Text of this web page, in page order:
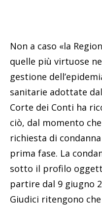
Non a caso «la
quelle più virtuose
gestione
sanitarie adottate
Corte dei Conti ha
ciò, dal momento
richiesta di
prima fase. La
sotto il profilo
partire dal 9 giugno
Giudici ritengono